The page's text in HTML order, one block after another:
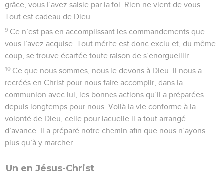
grâce, vous l’avez saisie par la foi. Rien ne vient de vous.
Tout est cadeau de Dieu.
9 Ce n’est pas en accomplissant les commandements que
vous l’avez acquise. Tout mérite est donc exclu et, du même
coup, se trouve écartée toute raison de s’enorgueillir.
10 Ce que nous sommes, nous le devons à Dieu. Il nous a
recréés en Christ pour nous faire accomplir, dans la
communion avec lui, les bonnes actions qu’il a préparées
depuis longtemps pour nous. Voilà la vie conforme à la
volonté de Dieu, celle pour laquelle il a tout arrangé
d’avance. Il a préparé notre chemin afin que nous n’ayons
plus qu’à y marcher.
Un en Jésus-Christ